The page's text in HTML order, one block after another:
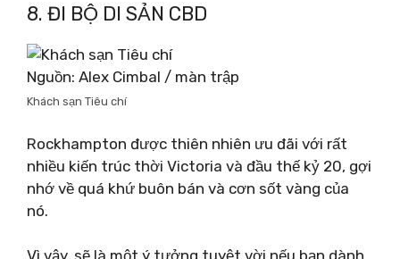
8. ĐI BỘ DI SẢN CBD
Nguồn: Alex Cimbal / màn trập
Khách sạn Tiêu chí
Rockhampton được thiên nhiên ưu đãi với rất
nhiều kiến ​​trúc thời Victoria và đầu thế kỷ 20, gợi
nhớ về quá khứ buôn bán và cơn sốt vàng của
nó.
Vì vậy, sẽ là một ý tưởng tuyệt vời nếu bạn dành